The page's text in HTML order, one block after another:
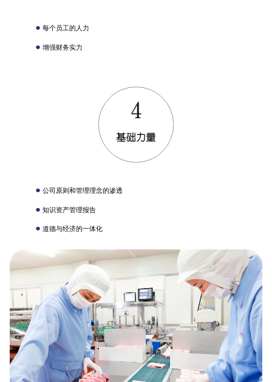
● 每个员工的人力
● 增强财务实力
● 公司原则和管理理念的渗透
● 知识资产管理报告
● 道德与经济的一体化